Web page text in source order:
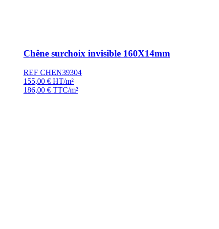
Chêne surchoix invisible 160X14mm
REF CHEN39304
155,00 € HT/m²
186,00 € TTC/m²